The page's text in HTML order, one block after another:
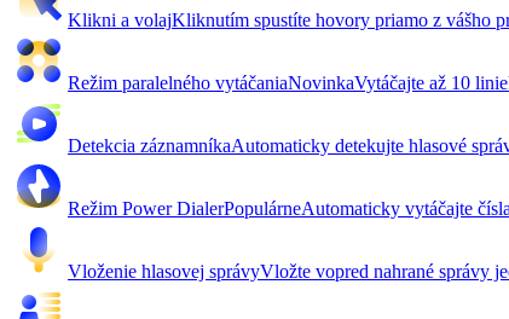
Klikni a volajKliknutím spustíte hovory priamo z vášho
Režim paralelného vytáčaniaNovinkaVytáčajte až 10
Detekcia záznamníkaAutomaticky detekujte hlasové
Režim Power DialerPopulárneAutomaticky vytáčajte
Vloženie hlasovej správyVložte vopred nahrané správy